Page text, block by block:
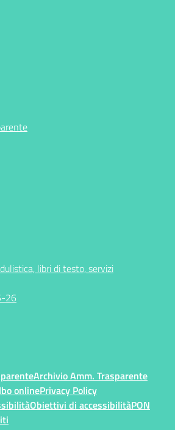
libri di testo, servizi
26
Archivio Amm. Trasparente
onlinePrivacy Policy
Obiettivi di accessibilitàPON